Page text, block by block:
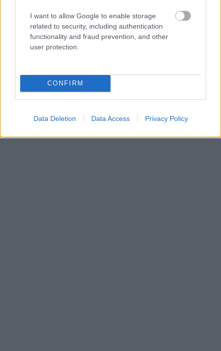
I want to allow Google to enable storage
related to security, including authentication
functionality and fraud prevention, and other
user protection.
CONFIRM
Data Deletion Data Access Privacy Policy
«Εγώ είμαι η ανάπηρη, αυτοί είναι οι μ***ες» –
Η Maria Rolls χωρίς φίλτρο
με τον